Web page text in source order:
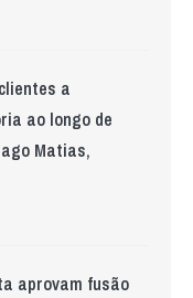
a
ao longo de
Matias,
aprovam fusão